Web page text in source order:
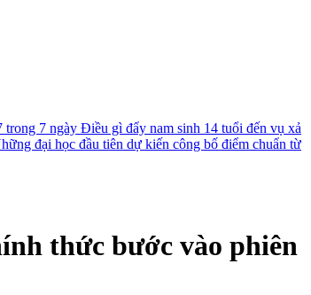
trong 7 ngày Điều gì đẩy nam sinh 14 tuổi đến vụ xả
đại học đầu tiên dự kiến công bố điểm chuẩn từ
thức bước vào phiên